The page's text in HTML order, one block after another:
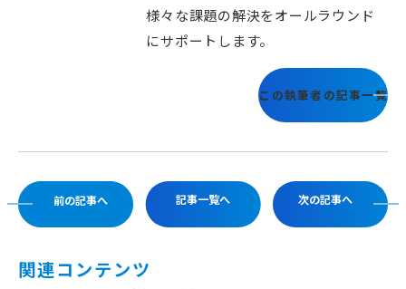
様々な課題の解決をオールラウンド
にサポートします。
この執筆者の記事一覧
前の記事へ 記事一覧へ 次の記事へ
関連コンテンツ